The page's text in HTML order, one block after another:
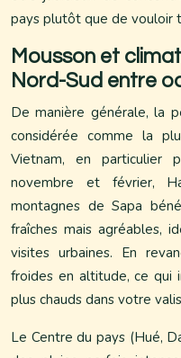
pays plutôt que de vouloir
Mousson et
Nord-Sud entre
De manière générale, la
considérée comme la
Vietnam, en
novembre et février,
montagnes de Sapa
fraîches mais agréables,
visites urbaines. En
froides en altitude, ce qui
plus chauds dans votre
Le Centre du pays (Hué,